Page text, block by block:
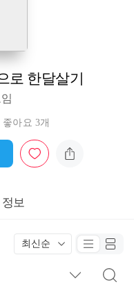
로 한달살기
좋아요 3개
정보
최신순